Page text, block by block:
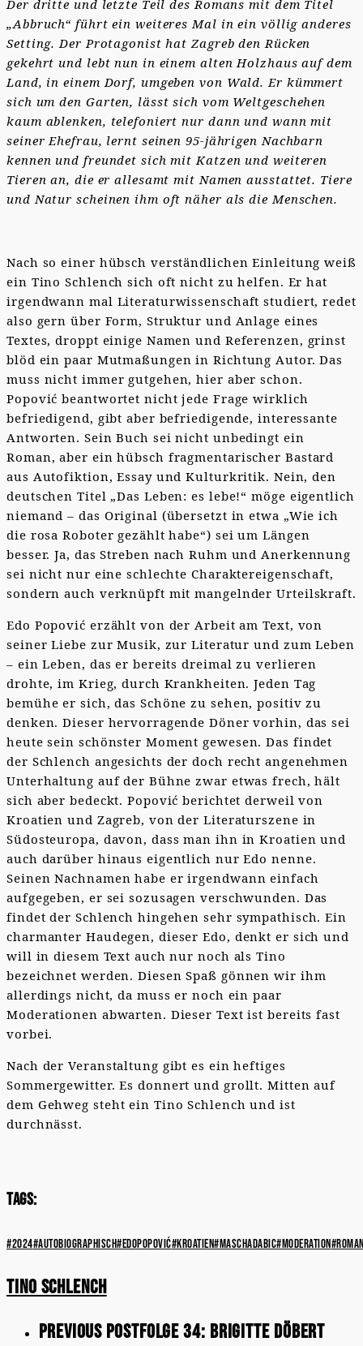
Der dritte und letzte Teil des Romans mit dem Titel
„Abbruch“ führt ein weiteres Mal in ein völlig anderes
Setting. Der Protagonist hat Zagreb den Rücken
gekehrt und lebt nun in einem alten Holzhaus auf dem
Land, in einem Dorf, umgeben von Wald. Er kümmert
sich um den Garten, lässt sich vom Weltgeschehen
kaum ablenken, telefoniert nur dann und wann mit
seiner Ehefrau, lernt seinen 95-jährigen Nachbarn
kennen und freundet sich mit Katzen und weiteren
Tieren an, die er allesamt mit Namen ausstattet. Tiere
und Natur scheinen ihm oft näher als die Menschen.
Nach so einer hübsch verständlichen Einleitung weiß
ein Tino Schlench sich oft nicht zu helfen. Er hat
irgendwann mal Literaturwissenschaft studiert, redet
also gern über Form, Struktur und Anlage eines
Textes, droppt einige Namen und Referenzen, grinst
blöd ein paar Mutmaßungen in Richtung Autor. Das
muss nicht immer gutgehen, hier aber schon.
Popović beantwortet nicht jede Frage wirklich
befriedigend, gibt aber befriedigende, interessante
Antworten. Sein Buch sei nicht unbedingt ein
Roman, aber ein hübsch fragmentarischer Bastard
aus Autofiktion, Essay und Kulturkritik. Nein, den
deutschen Titel „Das Leben: es lebe!“ möge eigentlich
niemand – das Original (übersetzt in etwa „Wie ich
die rosa Roboter gezählt habe“) sei um Längen
besser. Ja, das Streben nach Ruhm und Anerkennung
sei nicht nur eine schlechte Charaktereigenschaft,
sondern auch verknüpft mit mangelnder Urteilskraft.
Edo Popović erzählt von der Arbeit am Text, von
seiner Liebe zur Musik, zur Literatur und zum Leben
– ein Leben, das er bereits dreimal zu verlieren
drohte, im Krieg, durch Krankheiten. Jeden Tag
bemühe er sich, das Schöne zu sehen, positiv zu
denken. Dieser hervorragende Döner vorhin, das sei
heute sein schönster Moment gewesen. Das findet
der Schlench angesichts der doch recht angenehmen
Unterhaltung auf der Bühne zwar etwas frech, hält
sich aber bedeckt. Popović berichtet derweil von
Kroatien und Zagreb, von der Literaturszene in
Südosteuropa, davon, dass man ihn in Kroatien und
auch darüber hinaus eigentlich nur Edo nenne.
Seinen Nachnamen habe er irgendwann einfach
aufgegeben, er sei sozusagen verschwunden. Das
findet der Schlench hingehen sehr sympathisch. Ein
charmanter Haudegen, dieser Edo, denkt er sich und
will in diesem Text auch nur noch als Tino
bezeichnet werden. Diesen Spaß gönnen wir ihm
allerdings nicht, da muss er noch ein paar
Moderationen abwarten. Dieser Text ist bereits fast
vorbei.
Nach der Veranstaltung gibt es ein heftiges
Sommergewitter. Es donnert und grollt. Mitten auf
dem Gehweg steht ein Tino Schlench und ist
durchnässt.
Tags:
#2024#autobiographisch#edopopović#kroatien#maschadabic#moderation
Tino Schlench
Previous PostFolge 34: Brigitte Döbert